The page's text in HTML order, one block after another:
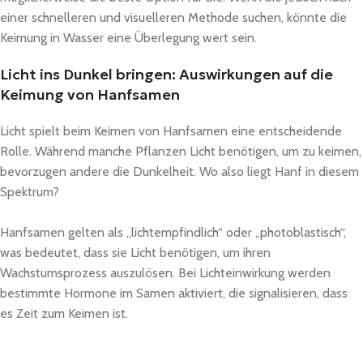
einer schnelleren und visuelleren Methode suchen, könnte die
Keimung in Wasser eine Überlegung wert sein.
Licht ins Dunkel bringen: Auswirkungen auf die
Keimung von Hanfsamen
Licht spielt beim Keimen von Hanfsamen eine entscheidende
Rolle. Während manche Pflanzen Licht benötigen, um zu keimen,
bevorzugen andere die Dunkelheit. Wo also liegt Hanf in diesem
Spektrum?
Hanfsamen gelten als „lichtempfindlich“ oder „photoblastisch“,
was bedeutet, dass sie Licht benötigen, um ihren
Wachstumsprozess auszulösen. Bei Lichteinwirkung werden
bestimmte Hormone im Samen aktiviert, die signalisieren, dass
es Zeit zum Keimen ist.